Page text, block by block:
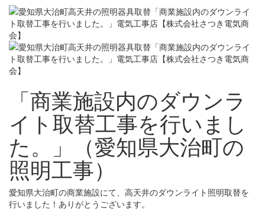
「商業施設内のダウンラ
イト取替工事を行いまし
た。」（愛知県大治町の
照明工事）
愛知県大治町の商業施設にて、高天井のダウンライト照明取替を
行いました！ありがとうございます。